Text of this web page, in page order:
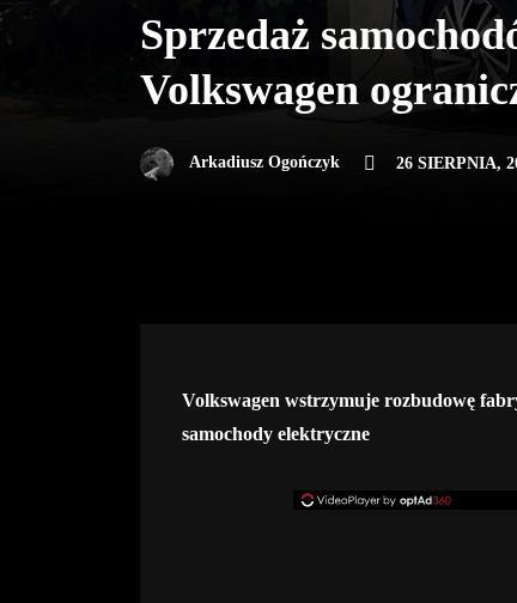
Sprzedaż
Volkswagen
Arkadiusz Ogończyk 26 SIERPNIA,
Volkswagen wstrzymuje rozbudowę
samochody elektryczne